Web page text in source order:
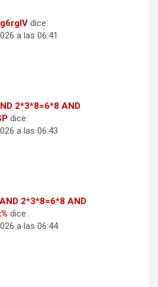
dice:
a las 06:41
2*3*8=6*8 AND
dice:
a las 06:43
2*3*8=6*8 AND
dice:
a las 06:44